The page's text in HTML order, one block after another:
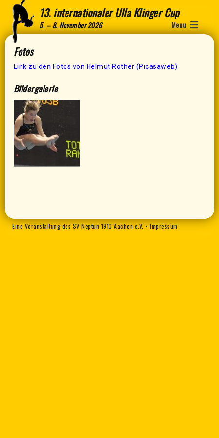
13. internationaler Ulla Klinger Cup
5. – 8. November 2026 Menu
Fotos
Link zu den Fotos von Helmut Rother (Picasaweb)
Bildergalerie
Eine Veranstaltung des SV Neptun 1910 Aachen e.V.•Impressum